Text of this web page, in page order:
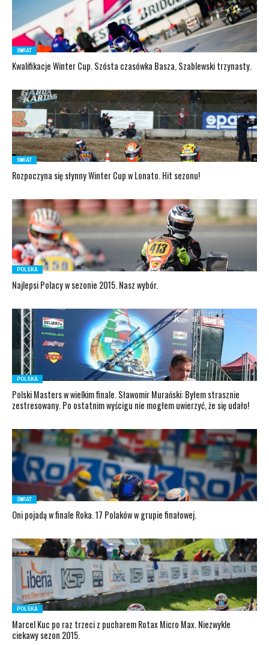
ŚWIAT
Kwalifikacje Winter Cup. Szósta czasówka Basza, Szablewski trzynasty.
ŚWIAT
Rozpoczyna się słynny Winter Cup w Lonato. Hit sezonu!
POLSKA
Najlepsi Polacy w sezonie 2015. Nasz wybór.
POLSKA
Polski Masters w wielkim finale. Sławomir Murański: Byłem strasznie
zestresowany. Po ostatnim wyścigu nie mogłem uwierzyć, że się udało!
ŚWIAT
Oni pojadą w finale Roka. 17 Polaków w grupie finałowej.
POLSKA
Marcel Kuc po raz trzeci z pucharem Rotax Micro Max. Niezwykle
ciekawy sezon 2015.